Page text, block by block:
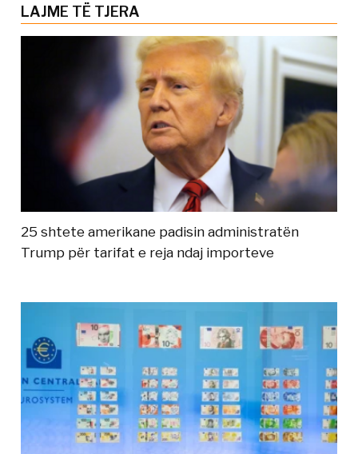
LAJME TË TJERA
25 shtete amerikane padisin administratën
Trump për tarifat e reja ndaj importeve